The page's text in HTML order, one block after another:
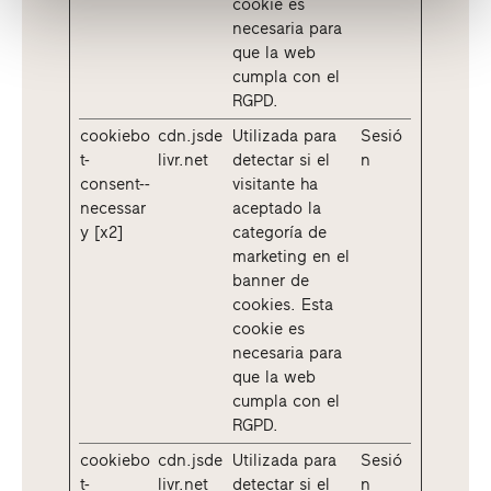
cookie es
necesaria para
que la web
cumpla con el
RGPD.
cookiebo
t-
consent--
necessar
y [x2]
cdn.jsde
livr.net
Utilizada para
detectar si el
visitante ha
aceptado la
categoría de
marketing en el
banner de
cookies. Esta
cookie es
necesaria para
que la web
cumpla con el
RGPD.
Sesió
n
cookiebo
t-
cdn.jsde
livr.net
Utilizada para
detectar si el
Sesió
n